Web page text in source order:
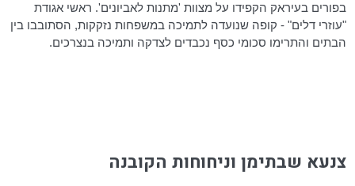
בפורים בעיראק הקפידו על מצוות 'מתנות לאביונים'. ראשי אגודת
"עוזרי דלים" - קופה שנועדה לתמיכה במשפחות נזקקות, הסתובבו בין
הבתים והתרימו סכומי כסף נכבדים לצדקה ותמיכה בנצרכים.
צנעא שבתימן וניחוחות הקובנה